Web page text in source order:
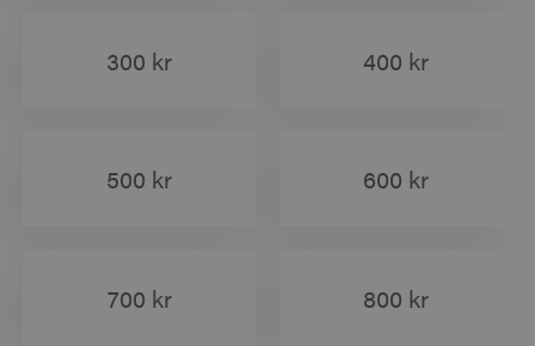
300 kr 400 kr
500 kr 600 kr
700 kr 800 kr